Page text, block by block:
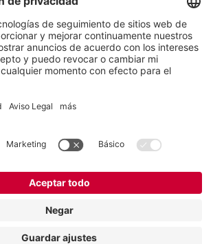
Política de privacidad